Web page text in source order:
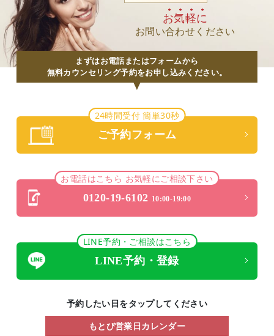
お気軽に
お問い合わせください
まずはお電話またはフォームから
無料カウンセリング予約をお申し込みください。
24時間受付 簡単30秒
ご予約フォーム
お電話はこちら お気軽にご相談下さい
0120-19-6102 10:00-19:00
LINE予約・ご相談はこちら
LINE予約・登録
予約したい日をタップしてください
もとび営業日カレンダー